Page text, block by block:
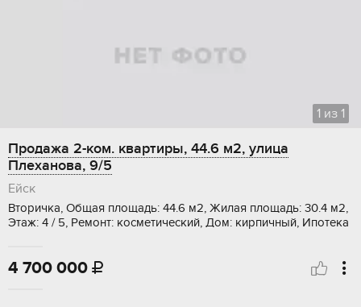
1 из 1
Продажа 2-ком. квартиры, 44.6 м2, улица
Плеханова, 9/5
Ейск
Вторичка, Общая площадь: 44.6 м2, Жилая площадь: 30.4 м2,
Этаж: 4 / 5, Ремонт: косметический, Дом: кирпичный, Ипотека
4 700 000 